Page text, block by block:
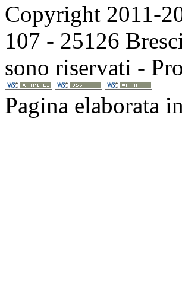
Copyright 2011-
107 - 25126
sono riservati -
Pagina elaborata